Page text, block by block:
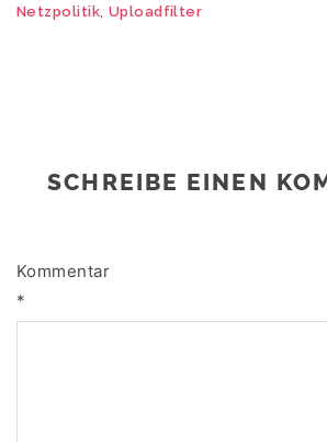
Netzpolitik, Uploadfilter
SCHREIBE EINEN
Kommentar
*